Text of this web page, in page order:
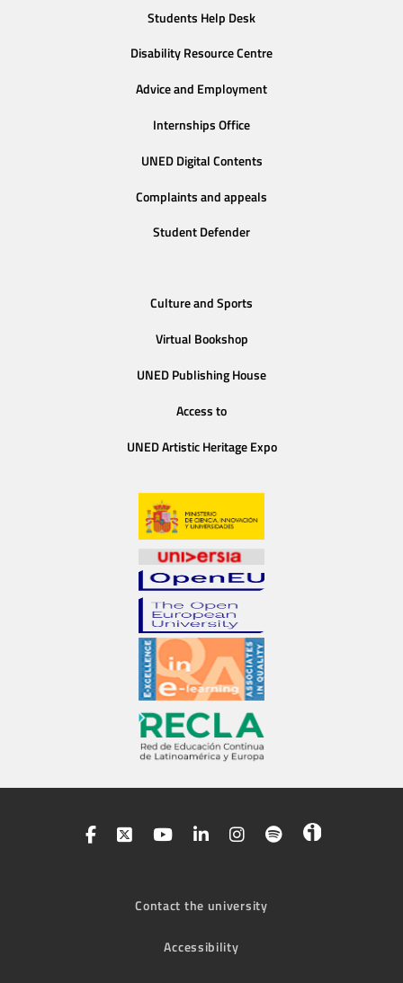
Students Help Desk
Disability Resource Centre
Advice and Employment
Internships Office
UNED Digital Contents
Complaints and appeals
Student Defender
Culture and Sports
Virtual Bookshop
UNED Publishing House
Access to
UNED Artistic Heritage Expo
Contact the university
Accessibility